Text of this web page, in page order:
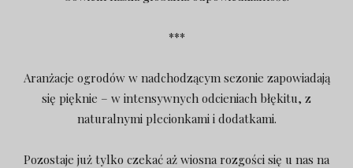
***
Aranżacje ogrodów w nadchodzącym sezonie zapowiadają
się pięknie – w intensywnych odcieniach błękitu, z
naturalnymi plecionkami i dodatkami.
Pozostaje już tylko czekać aż wiosna rozgości się u nas na